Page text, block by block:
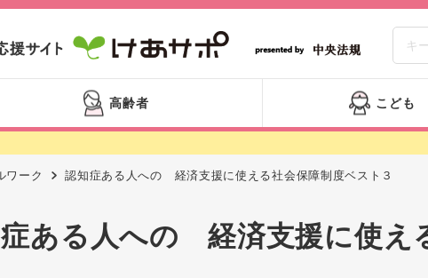
高齢者 こども
ワーク 認知症ある人への 経済支援に使える社会保障制度ベスト３
ある人への 経済支援に使え